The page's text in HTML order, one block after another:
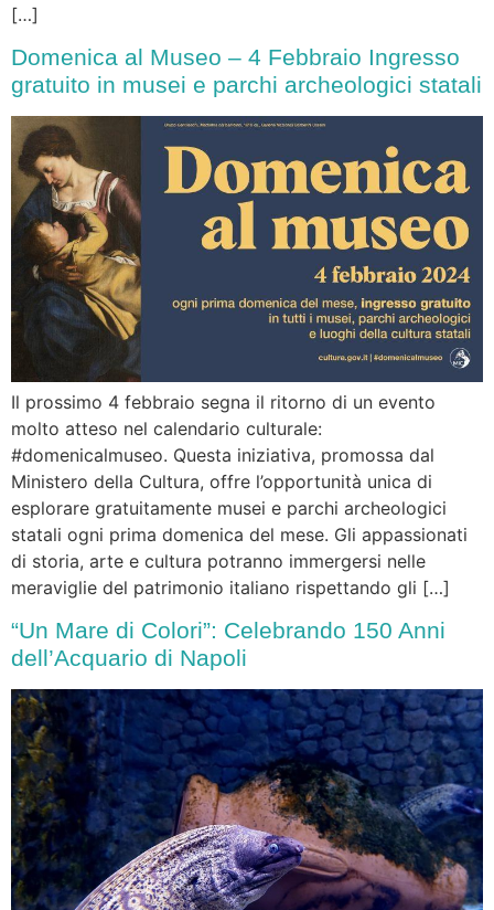
[…]
Domenica al Museo – 4 Febbraio Ingresso
gratuito in musei e parchi archeologici statali
Il prossimo 4 febbraio segna il ritorno di un evento
molto atteso nel calendario culturale:
#domenicalmuseo. Questa iniziativa, promossa dal
Ministero della Cultura, offre l’opportunità unica di
esplorare gratuitamente musei e parchi archeologici
statali ogni prima domenica del mese. Gli appassionati
di storia, arte e cultura potranno immergersi nelle
meraviglie del patrimonio italiano rispettando gli […]
“Un Mare di Colori”: Celebrando 150 Anni
dell’Acquario di Napoli